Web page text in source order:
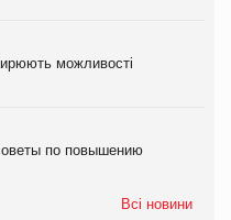
можливості
по повышению
Всі новини